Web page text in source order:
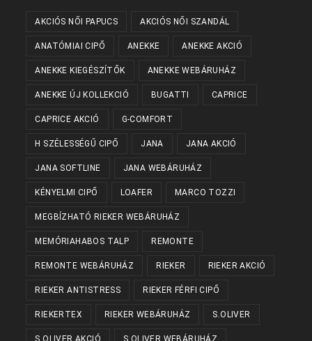
AKCIÓS NŐI PAPUCS AKCIÓS NŐI SZANDÁL
ANATÓMIAI CIPŐ ANEKKE ANEKKE AKCIÓ
ANEKKE KIEGÉSZÍTŐK ANEKKE WEBÁRUHÁZ
ANEKKE ÚJ KOLLEKCIÓ BUGATTI CAPRICE
CAPRICE AKCIÓ G-COMFORT
H SZÉLESSÉGŰ CIPŐ JANA JANA AKCIÓ
JANA SOFTLINE JANA WEBÁRUHÁZ
KÉNYELMI CIPŐ LOAFER MARCO TOZZI
MEGBÍZHATÓ RIEKER WEBÁRUHÁZ
MEMÓRIAHABOS TALP REMONTE
REMONTE WEBÁRUHÁZ RIEKER RIEKER AKCIÓ
RIEKER ANTISTRESS RIEKER FÉRFI CIPŐ
RIEKERTEX RIEKER WEBÁRUHÁZ S.OLIVER